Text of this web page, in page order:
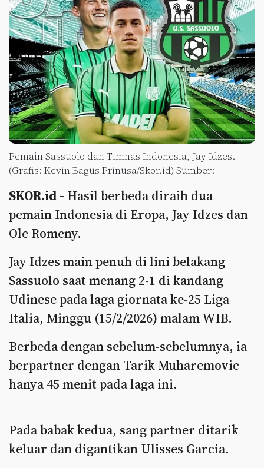
Pemain Sassuolo dan Timnas Indonesia, Jay Idzes.
(Grafis: Kevin Bagus Prinusa/Skor.id) Sumber:
SKOR.id - Hasil berbeda diraih dua
pemain Indonesia di Eropa, Jay Idzes dan
Ole Romeny.
Jay Idzes main penuh di lini belakang
Sassuolo saat menang 2-1 di kandang
Udinese pada laga giornata ke-25 Liga
Italia, Minggu (15/2/2026) malam WIB.
Berbeda dengan sebelum-sebelumnya, ia
berpartner dengan Tarik Muharemovic
hanya 45 menit pada laga ini.
Pada babak kedua, sang partner ditarik
keluar dan digantikan Ulisses Garcia.